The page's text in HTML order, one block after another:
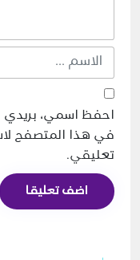
احفظ اسمي، بريدي
في هذا المتصفح
تعليقي.
اضف تعليقا